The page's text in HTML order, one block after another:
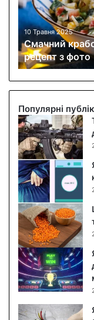
и
й
к
р
а
б
о
в
и
й
с
а
л
а
т
:
п
о
к
р
о
к
о
в
и
й
10 Травня 2025
Смачний
рецепт з фото
Популярні